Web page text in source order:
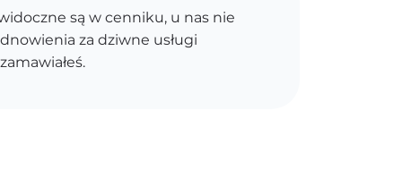
są w cenniku, u nas nie
za dziwne usługi